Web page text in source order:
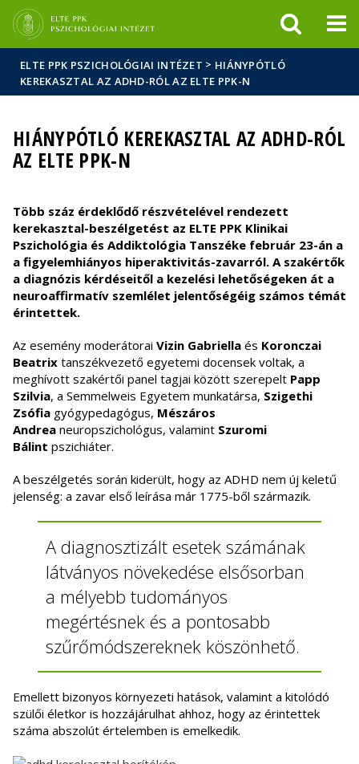
sajtóban
ELTE PPK PSZICHOLÓGIAI INTÉZET > HIÁNYPÓTLÓ
KEREKASZTAL AZ ADHD-RÓL AZ ELTE PPK-N
HIÁNYPÓTLÓ KEREKASZTAL AZ ADHD-RÓL
AZ ELTE PPK-N
Több száz érdeklődő részvételével rendezett
kerekasztal-beszélgetést az ELTE PPK Klinikai
Pszichológia és Addiktológia Tanszéke február 23-án a
a figyelemhiányos hiperaktivitás-zavarról. A szakértők
a diagnózis kérdéseitől a kezelési lehetőségeken át a
neuroaffirmatív szemlélet jelentőségéig számos témát
érintettek.
Az esemény moderátorai Vizin Gabriella és Koronczai
Beatrix tanszékvezető egyetemi docensek voltak, a
meghívott szakértői panel tagjai között szerepelt Papp
Szilvia, a Semmelweis Egyetem munkatársa, Szigethi
Zsófia gyógypedagógus, Mészáros
Andrea neuropszichológus, valamint Szuromi
Bálint pszichiáter.
A beszélgetés során kiderült, hogy az ADHD nem új keletű
jelenség: a zavar első leírása már 1775-ből származik.
A diagnosztizált esetek számának
látványos növekedése elsősorban
a mélyebb tudományos
megértésnek és a pontosabb
szűrőmódszereknek köszönhető.
Emellett bizonyos környezeti hatások, valamint a kitolódó
szülői életkor is hozzájárulhat ahhoz, hogy az érintettek
száma abszolút értelemben is emelkedik.